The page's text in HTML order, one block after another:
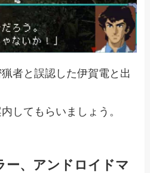
者と誤認した伊賀電と出
してもらいましょう。
ー、アンドロイドマ